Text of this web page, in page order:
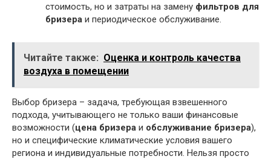
стоимость, но и затраты на замену фильтров для
бризера и периодическое обслуживание.
Читайте также: Оценка и контроль качества
воздуха в помещении
Выбор бризера – задача, требующая взвешенного
подхода, учитывающего не только ваши финансовые
возможности (цена бризера и обслуживание бризера),
но и специфические климатические условия вашего
региона и индивидуальные потребности. Нельзя просто